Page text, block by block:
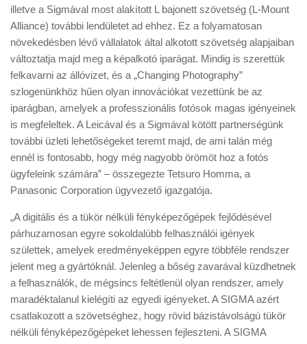
illetve a Sigmával most alakított L bajonett szövetség (L-Mount
Alliance) további lendületet ad ehhez. Ez a folyamatosan
növekedésben lévő vállalatok által alkotott szövetség alapjaiban
változtatja majd meg a képalkotó iparágat. Mindig is szerettük
felkavarni az állóvizet, és a „Changing Photography”
szlogenünkhöz hűen olyan innovációkat vezettünk be az
iparágban, amelyek a professzionális fotósok magas igényeinek
is megfeleltek. A Leicával és a Sigmával kötött partnerségünk
további üzleti lehetőségeket teremt majd, de ami talán még
ennél is fontosabb, hogy még nagyobb örömöt hoz a fotós
ügyfeleink számára” – összegezte Tetsuro Homma, a
Panasonic Corporation ügyvezető igazgatója.
„A digitális és a tükör nélküli fényképezőgépek fejlődésével
párhuzamosan egyre sokoldalúbb felhasználói igények
születtek, amelyek eredményeképpen egyre többféle rendszer
jelent meg a gyártóknál. Jelenleg a bőség zavarával küzdhetnek
a felhasználók, de mégsincs feltétlenül olyan rendszer, amely
maradéktalanul kielégíti az egyedi igényeket. A SIGMA azért
csatlakozott a szövetséghez, hogy rövid bázistávolságú tükör
nélküli fényképezőgépeket lehessen fejleszteni. A SIGMA